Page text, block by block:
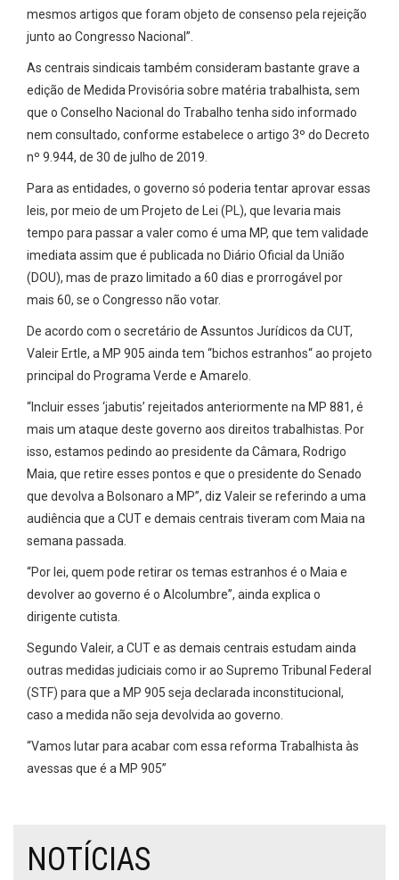
mesmos artigos que foram objeto de consenso pela rejeição
junto ao Congresso Nacional”.
As centrais sindicais também consideram bastante grave a
edição de Medida Provisória sobre matéria trabalhista, sem
que o Conselho Nacional do Trabalho tenha sido informado
nem consultado, conforme estabelece o artigo 3º do Decreto
nº 9.944, de 30 de julho de 2019.
Para as entidades, o governo só poderia tentar aprovar essas
leis, por meio de um Projeto de Lei (PL), que levaria mais
tempo para passar a valer como é uma MP, que tem validade
imediata assim que é publicada no Diário Oficial da União
(DOU), mas de prazo limitado a 60 dias e prorrogável por
mais 60, se o Congresso não votar.
De acordo com o secretário de Assuntos Jurídicos da CUT,
Valeir Ertle, a MP 905 ainda tem “bichos estranhos“ ao projeto
principal do Programa Verde e Amarelo.
“Incluir esses ‘jabutis’ rejeitados anteriormente na MP 881, é
mais um ataque deste governo aos direitos trabalhistas. Por
isso, estamos pedindo ao presidente da Câmara, Rodrigo
Maia, que retire esses pontos e que o presidente do Senado
que devolva a Bolsonaro a MP”, diz Valeir se referindo a uma
audiência que a CUT e demais centrais tiveram com Maia na
semana passada.
“Por lei, quem pode retirar os temas estranhos é o Maia e
devolver ao governo é o Alcolumbre”, ainda explica o
dirigente cutista.
Segundo Valeir, a CUT e as demais centrais estudam ainda
outras medidas judiciais como ir ao Supremo Tribunal Federal
(STF) para que a MP 905 seja declarada inconstitucional,
caso a medida não seja devolvida ao governo.
“Vamos lutar para acabar com essa reforma Trabalhista às
avessas que é a MP 905”
NOTÍCIAS